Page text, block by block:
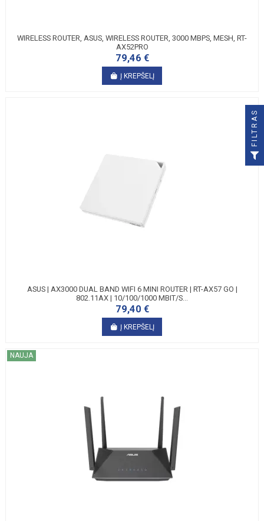
WIRELESS ROUTER, ASUS, WIRELESS ROUTER, 3000 MBPS, MESH, RT-
AX52PRO
79,46 €
Į KREPŠELĮ
ASUS | AX3000 DUAL BAND WIFI 6 MINI ROUTER | RT-AX57 GO |
802.11AX | 10/100/1000 MBIT/S...
79,40 €
Į KREPŠELĮ
NAUJA
FILTRAS